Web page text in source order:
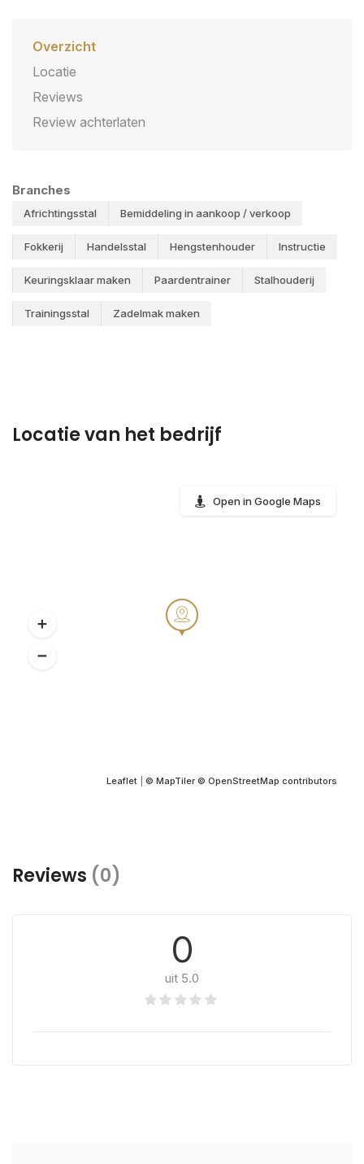
Overzicht
Locatie
Reviews
Review achterlaten
Branches
Africhtingsstal Bemiddeling in aankoop / verkoop
Fokkerij Handelsstal Hengstenhouder Instructie
Keuringsklaar maken Paardentrainer Stalhouderij
Trainingsstal Zadelmak maken
Locatie van het bedrijf
Leaflet © MapTiler © OpenStreetMap contributors
Open in Google Maps
Reviews (0)
0
uit 5.0